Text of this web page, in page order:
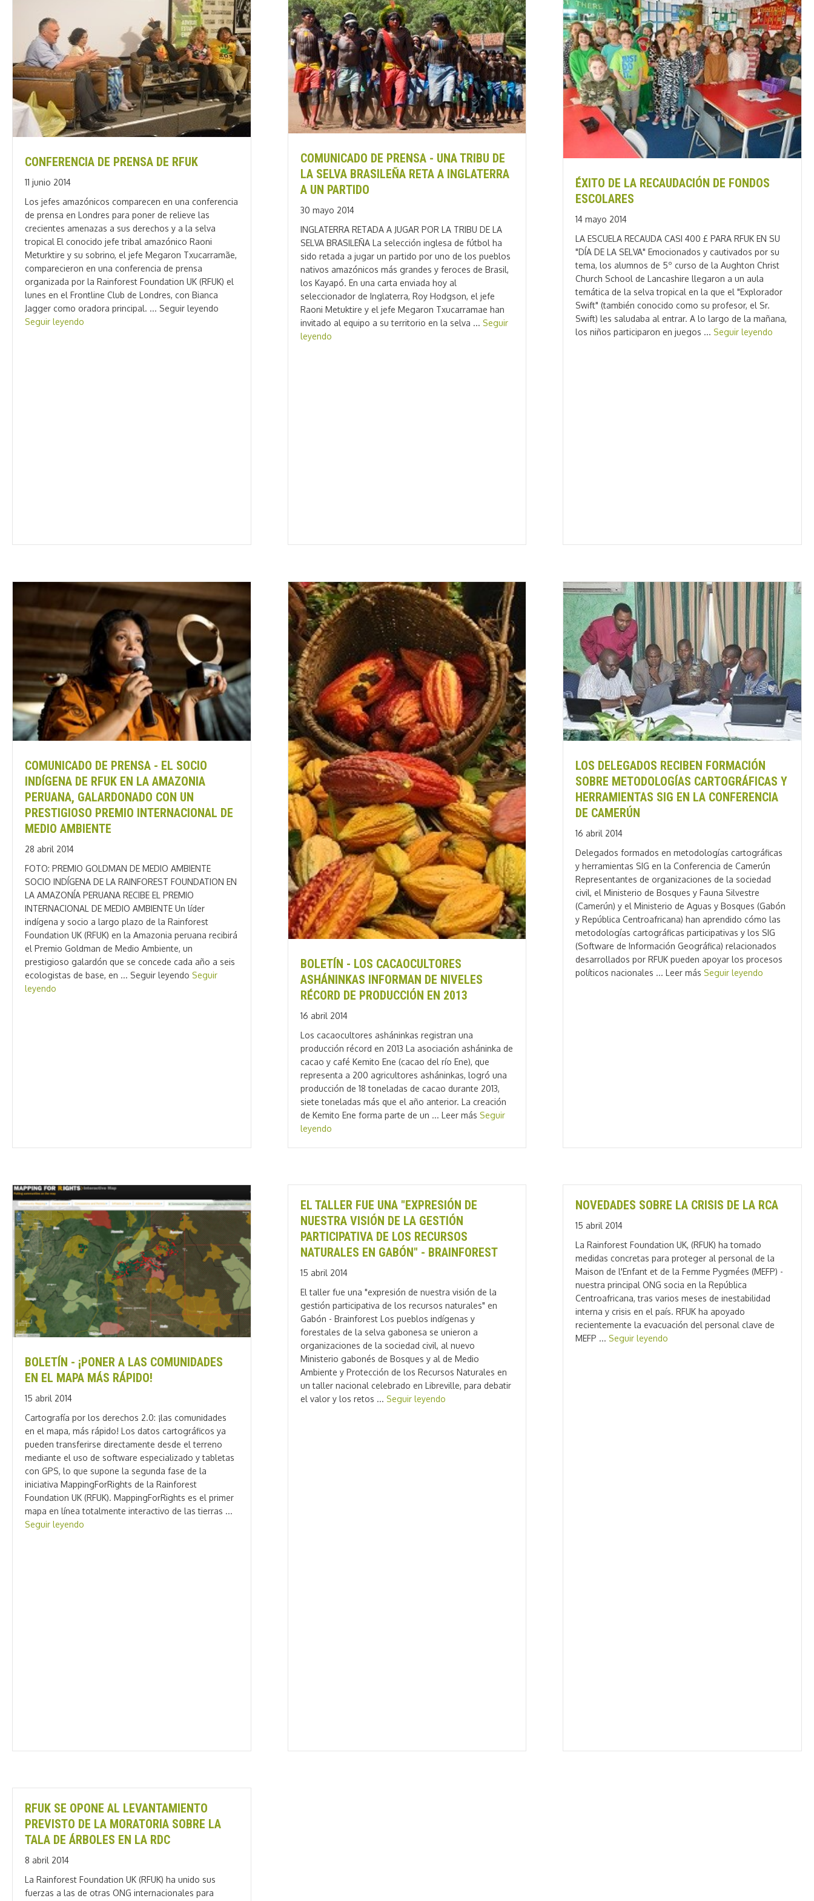
CONFERENCIA DE PRENSA DE RFUK
11 junio 2014
Los jefes amazónicos comparecen en una conferencia
de prensa en Londres para poner de relieve las
crecientes amenazas a sus derechos y a la selva
tropical El conocido jefe tribal amazónico Raoni
Meturktire y su sobrino, el jefe Megaron Txucarramãe,
comparecieron en una conferencia de prensa
organizada por la Rainforest Foundation UK (RFUK) el
lunes en el Frontline Club de Londres, con Bianca
Jagger como oradora principal. ... Seguir leyendo
Seguir leyendo
COMUNICADO DE PRENSA - UNA TRIBU DE
LA SELVA BRASILEÑA RETA A INGLATERRA
A UN PARTIDO
30 mayo 2014
INGLATERRA RETADA A JUGAR POR LA TRIBU DE LA
SELVA BRASILEÑA La selección inglesa de fútbol ha
sido retada a jugar un partido por uno de los pueblos
nativos amazónicos más grandes y feroces de Brasil,
los Kayapó. En una carta enviada hoy al
seleccionador de Inglaterra, Roy Hodgson, el jefe
Raoni Metuktire y el jefe Megaron Txucarramae han
invitado al equipo a su territorio en la selva ... Seguir
leyendo
ÉXITO DE LA RECAUDACIÓN DE FONDOS
ESCOLARES
14 mayo 2014
LA ESCUELA RECAUDA CASI 400 £ PARA RFUK EN SU
"DÍA DE LA SELVA" Emocionados y cautivados por su
tema, los alumnos de 5º curso de la Aughton Christ
Church School de Lancashire llegaron a un aula
temática de la selva tropical en la que el "Explorador
Swift" (también conocido como su profesor, el Sr.
Swift) les saludaba al entrar. A lo largo de la mañana,
los niños participaron en juegos ... Seguir leyendo
COMUNICADO DE PRENSA - EL SOCIO
INDÍGENA DE RFUK EN LA AMAZONIA
PERUANA, GALARDONADO CON UN
PRESTIGIOSO PREMIO INTERNACIONAL DE
MEDIO AMBIENTE
28 abril 2014
FOTO: PREMIO GOLDMAN DE MEDIO AMBIENTE
SOCIO INDÍGENA DE LA RAINFOREST FOUNDATION EN
LA AMAZONÍA PERUANA RECIBE EL PREMIO
INTERNACIONAL DE MEDIO AMBIENTE Un líder
indígena y socio a largo plazo de la Rainforest
Foundation UK (RFUK) en la Amazonia peruana recibirá
el Premio Goldman de Medio Ambiente, un
prestigioso galardón que se concede cada año a seis
ecologistas de base, en ... Seguir leyendo Seguir
leyendo
BOLETÍN - LOS CACAOCULTORES
ASHÁNINKAS INFORMAN DE NIVELES
RÉCORD DE PRODUCCIÓN EN 2013
16 abril 2014
Los cacaocultores asháninkas registran una
producción récord en 2013 La asociación asháninka de
cacao y café Kemito Ene (cacao del río Ene), que
representa a 200 agricultores asháninkas, logró una
producción de 18 toneladas de cacao durante 2013,
siete toneladas más que el año anterior. La creación
de Kemito Ene forma parte de un ... Leer más Seguir
leyendo
LOS DELEGADOS RECIBEN FORMACIÓN
SOBRE METODOLOGÍAS CARTOGRÁFICAS Y
HERRAMIENTAS SIG EN LA CONFERENCIA
DE CAMERÚN
16 abril 2014
Delegados formados en metodologías cartográficas
y herramientas SIG en la Conferencia de Camerún
Representantes de organizaciones de la sociedad
civil, el Ministerio de Bosques y Fauna Silvestre
(Camerún) y el Ministerio de Aguas y Bosques (Gabón
y República Centroafricana) han aprendido cómo las
metodologías cartográficas participativas y los SIG
(Software de Información Geográfica) relacionados
desarrollados por RFUK pueden apoyar los procesos
políticos nacionales ... Leer más Seguir leyendo
BOLETÍN - ¡PONER A LAS COMUNIDADES
EN EL MAPA MÁS RÁPIDO!
15 abril 2014
Cartografía por los derechos 2.0: ¡las comunidades
en el mapa, más rápido! Los datos cartográficos ya
pueden transferirse directamente desde el terreno
mediante el uso de software especializado y tabletas
con GPS, lo que supone la segunda fase de la
iniciativa MappingForRights de la Rainforest
Foundation UK (RFUK). MappingForRights es el primer
mapa en línea totalmente interactivo de las tierras ...
Seguir leyendo
EL TALLER FUE UNA "EXPRESIÓN DE
NUESTRA VISIÓN DE LA GESTIÓN
PARTICIPATIVA DE LOS RECURSOS
NATURALES EN GABÓN" - BRAINFOREST
15 abril 2014
El taller fue una "expresión de nuestra visión de la
gestión participativa de los recursos naturales" en
Gabón - Brainforest Los pueblos indígenas y
forestales de la selva gabonesa se unieron a
organizaciones de la sociedad civil, al nuevo
Ministerio gabonés de Bosques y al de Medio
Ambiente y Protección de los Recursos Naturales en
un taller nacional celebrado en Libreville, para debatir
el valor y los retos ... Seguir leyendo
NOVEDADES SOBRE LA CRISIS DE LA RCA
15 abril 2014
La Rainforest Foundation UK, (RFUK) ha tomado
medidas concretas para proteger al personal de la
Maison de l'Enfant et de la Femme Pygmées (MEFP) -
nuestra principal ONG socia en la República
Centroafricana, tras varios meses de inestabilidad
interna y crisis en el país. RFUK ha apoyado
recientemente la evacuación del personal clave de
MEFP ... Seguir leyendo
RFUK SE OPONE AL LEVANTAMIENTO
PREVISTO DE LA MORATORIA SOBRE LA
TALA DE ÁRBOLES EN LA RDC
8 abril 2014
La Rainforest Foundation UK (RFUK) ha unido sus
fuerzas a las de otras ONG internacionales para